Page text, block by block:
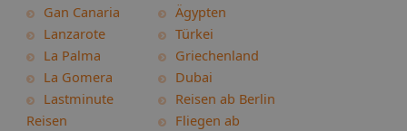
Gan Canaria
Lanzarote
La Palma
La Gomera
Lastminute
Reisen
Ägypten
Türkei
Griechenland
Dubai
Reisen ab Berlin
Fliegen ab